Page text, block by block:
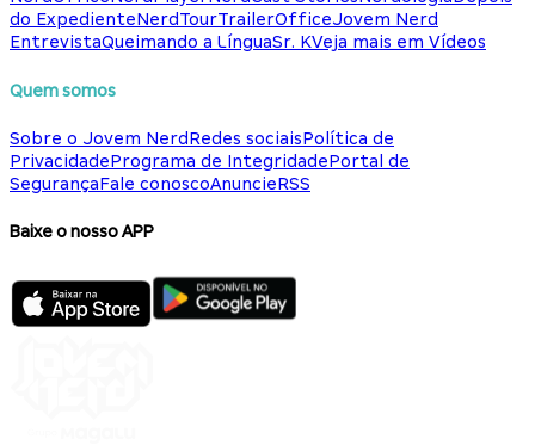
do ExpedienteNerdTourTrailerOfficeJovem Nerd
EntrevistaQueimando a LínguaSr. KVeja mais em Vídeos
Quem somos
Sobre o Jovem NerdRedes sociaisPolítica de
PrivacidadePrograma de IntegridadePortal de
SegurançaFale conoscoAnuncieRSS
Baixe o nosso APP